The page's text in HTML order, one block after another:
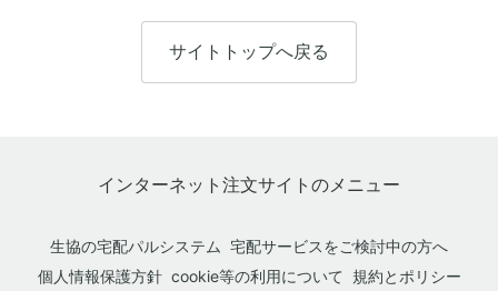
サイトトップへ戻る
インターネット注文サイトのメニュー
生協の宅配パルシステム 宅配サービスをご検討中の方へ
個人情報保護方針 cookie等の利用について 規約とポリシー